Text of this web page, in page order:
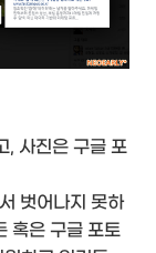
, 사진은 구글 포
벗어나지 못하
혹은 구글 포토